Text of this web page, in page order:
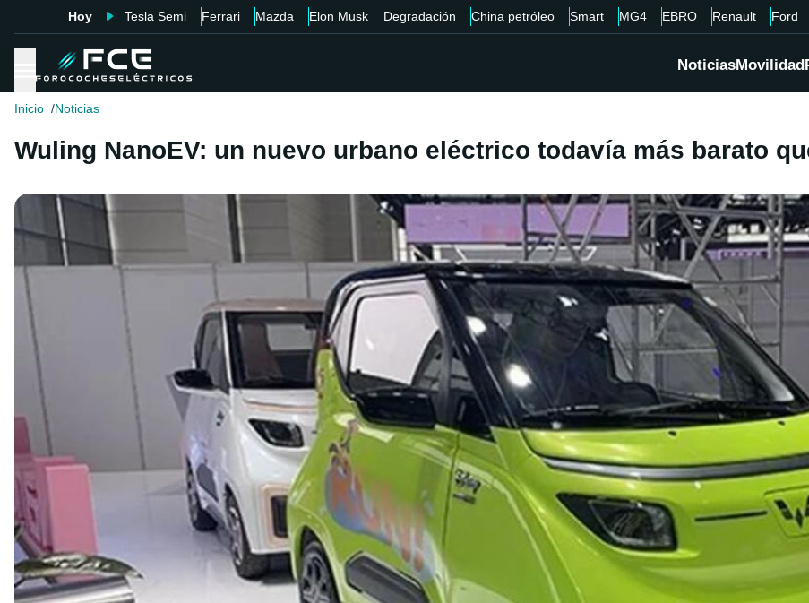
Hoy Tesla Semi Ferrari Mazda Elon Musk Degradación China petróleo Smart MG4 EBRO Renault Ford
NoticiasMovilidad
Inicio Noticias
Wuling NanoEV: un nuevo urbano eléctrico todavía más barato